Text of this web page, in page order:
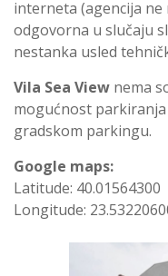
interneta (agencija
odgovorna u slučaju
nestanka usled
Vila Sea View nema
mogućnost
gradskom parkingu.
Google maps:
Latitude: 40.01564300
Longitude: